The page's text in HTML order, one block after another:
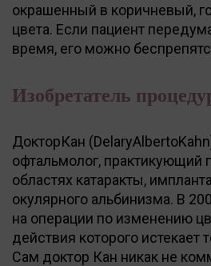
окрашенный в коричневый,
цвета. Если пациент
время, его можно
Изобретатель
ДокторКан
офтальмолог, практикующий
областях катаракты,
окулярного альбинизма. В
на операции по изменению
действия которого истекает
Сам доктор Кан никак не